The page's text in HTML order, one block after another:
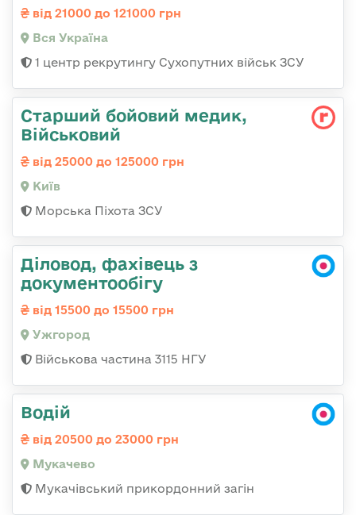
від 21000 до 121000 грн
Вся Україна
1 центр рекрутингу Сухопутних військ ЗСУ
Старший бойовий медик,
Військовий
від 25000 до 125000 грн
Київ
Морська Піхота ЗСУ
Діловод, фахівець з
документообігу
від 15500 до 15500 грн
Ужгород
Військова частина 3115 НГУ
Водій
від 20500 до 23000 грн
Мукачево
Мукачівський прикордонний загін